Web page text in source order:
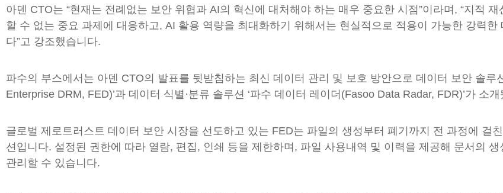
아덴 CTO는 “현재는 전례없는 보안 위협과 AI의 혁신에 대처해야 하는 매우 중요한 시점”이라며, “지적
할 수 없는 중요 과제에 대응하고, AI 활용 역량을 최대화하기 위해서는 현실적으로 적용이 가능한 강력
다”고 강조했습니다.
파수의 부스에서는 아덴 CTO의 발표를 뒷받침하는 최신 데이터 관리 및 보호 방안으로 데이터 보안 솔루
Enterprise DRM, FED)’과 데이터 식별·분류 솔루션 ‘파수 데이터 레이더(Fasoo Data Radar, FDR)’가 소
글로벌 제로트러스트 데이터 보안 시장을 선도하고 있는 FED는 파일의 생성부터 폐기까지 전 과정에 걸
션입니다. 설정된 권한에 따라 열람, 편집, 인쇄 등을 제한하며, 파일 사용내역 및 이력을 제공해 문서의
관리할 수 있습니다.